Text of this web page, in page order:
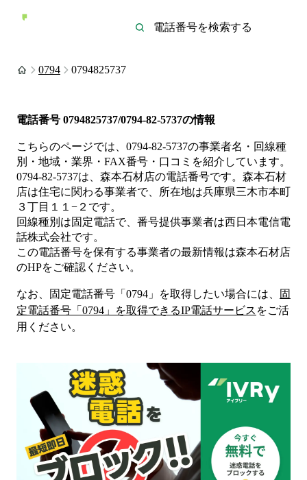
0794 0794825737
電話番号 0794825737/0794-82-5737の情報
こちらのページでは、 0794-82-5737の事業者名・回線種
別・地域・業界・FAX番号・口コミを紹介しています。
0794-82-5737は、 森本石材店の電話番号です。 森本石材
店は住宅に関わる事業者で、所在地は兵庫県三木市本町
３丁目１１−２ です。
回線種別は固定電話で、番号提供事業者は西日本電信電
話株式会社です。
この電話番号を保有する事業者の最新情報は森本石材店
のHPをご確認ください。
なお、固定電話番号「 0794 」を取得したい場合には、
固
定電話番号「 0794 」を取得できるIP電話サービス をご活
用ください。